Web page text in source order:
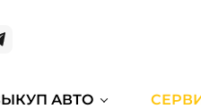
АВТО